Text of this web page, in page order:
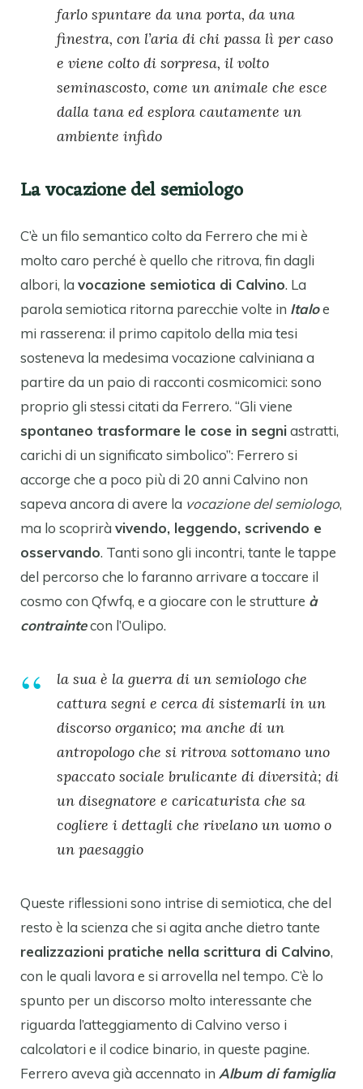
farlo spuntare da una porta, da una
finestra, con l’aria di chi passa lì per caso
e viene colto di sorpresa, il volto
seminascosto, come un animale che esce
dalla tana ed esplora cautamente un
ambiente infido
La vocazione del semiologo
C’è un filo semantico colto da Ferrero che mi è
molto caro perché è quello che ritrova, fin dagli
albori, la vocazione semiotica di Calvino. La
parola semiotica ritorna parecchie volte in Italoe
mi rasserena: il primo capitolo della mia tesi
sosteneva la medesima vocazione calviniana a
partire da un paio di racconti cosmicomici: sono
proprio gli stessi citati da Ferrero. “Gli viene
spontaneo trasformare le cose in segniastratti,
carichi di un significato simbolico”: Ferrero si
accorge che a poco più di 20 anni Calvino non
sapeva ancora di avere la vocazione del semiologo,
ma lo scoprirà vivendo, leggendo, scrivendo e
osservando. Tanti sono gli incontri, tante le tappe
del percorso che lo faranno arrivare a toccare il
cosmo con Qfwfq, e a giocare con le strutture à
contraintecon l’Oulipo.
la sua è la guerra di un semiologo che
cattura segni e cerca di sistemarli in un
discorso organico; ma anche di un
antropologo che si ritrova sottomano uno
spaccato sociale brulicante di diversità; di
un disegnatore e caricaturista che sa
cogliere i dettagli che rivelano un uomo o
un paesaggio
Queste riflessioni sono intrise di semiotica, che del
resto è la scienza che si agita anche dietro tante
realizzazioni pratiche nella scrittura di Calvino,
con le quali lavora e si arrovella nel tempo. C’è lo
spunto per un discorso molto interessante che
riguarda l’atteggiamento di Calvino verso i
calcolatori e il codice binario, in queste pagine.
Ferrero aveva già accennato in Album di famiglia